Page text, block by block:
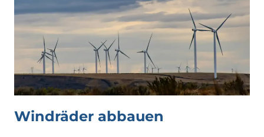
Windräder abbauen